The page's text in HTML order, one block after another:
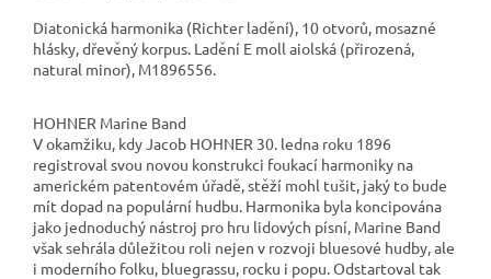
Diatonická harmonika (Richter ladění), 10 otvorů, mosazné
hlásky, dřevěný korpus. Ladění E moll aiolská (přirozená,
natural minor), M1896556.
HOHNER Marine Band
V okamžiku, kdy Jacob HOHNER 30. ledna roku 1896
registroval svou novou konstrukci foukací harmoniky na
americkém patentovém úřadě, stěží mohl tušit, jaký to bude
mít dopad na populární hudbu. Harmonika byla koncipována
jako jednoduchý nástroj pro hru lidových písní, Marine Band
však sehrála důležitou roli nejen v rozvoji bluesové hudby, ale
i moderního folku, bluegrassu, rocku i popu. Odstartoval tak